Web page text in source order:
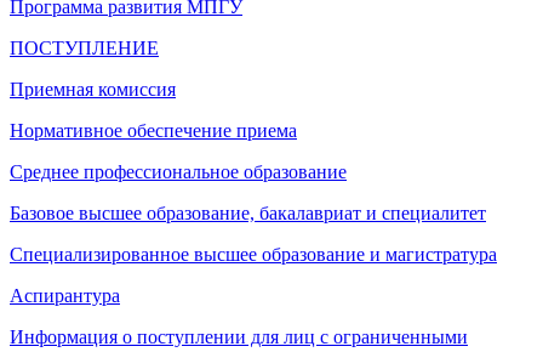
Программа развития МПГУ
ПОСТУПЛЕНИЕ
Приемная комиссия
Нормативное обеспечение приема
Среднее профессиональное образование
Базовое высшее образование, бакалавриат и специалитет
Специализированное высшее образование и магистратура
Аспирантура
Информация о поступлении для лиц с ограниченными